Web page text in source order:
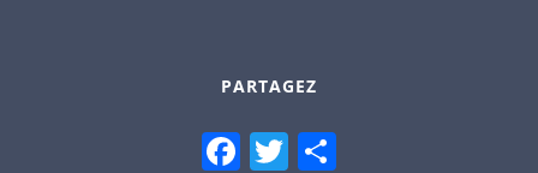
PARTAGEZ
Facebook
Twitter